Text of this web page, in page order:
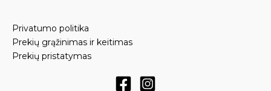
Privatumo politika
Prekių grąžinimas ir keitimas
Prekių pristatymas